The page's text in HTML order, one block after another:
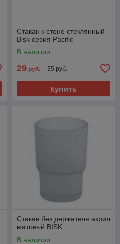
Стакан к стене стеклянный
Bisk серия Pacific
В наличии
29 руб. 35 руб.
Купить
Стакан без держателя акрил
матовый BISK
В наличии